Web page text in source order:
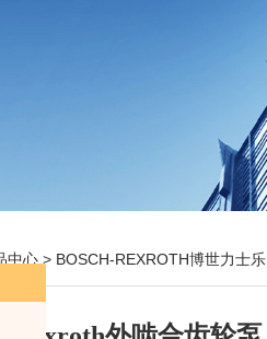
中心 > BOSCH-REXROTH博世力士乐